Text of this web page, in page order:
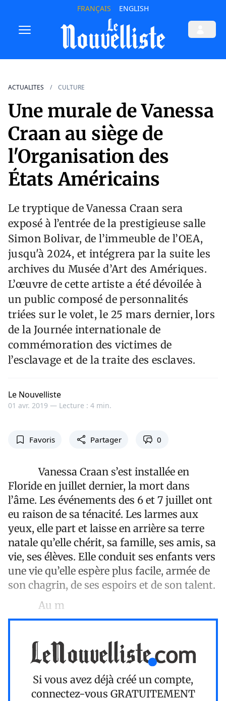
FRANÇAIS ENGLISH
ACTUALITES CULTURE
Une murale de Vanessa
Craan au siège de
l'Organisation des
États Américains
Le tryptique de Vanessa Craan sera
exposé à l’entrée de la prestigieuse salle
Simon Bolivar, de l’immeuble de l’OEA,
jusqu'à 2024, et intégrera par la suite les
archives du Musée d’Art des Amériques.
L’œuvre de cette artiste a été dévoilée à
un public composé de personnalités
triées sur le volet, le 25 mars dernier, lors
de la Journée internationale de
commémoration des victimes de
l’esclavage et de la traite des esclaves.
Le Nouvelliste
01 avr. 2019 — Lecture : 4 min.
Favoris Partager 0
Vanessa Craan s’est installée en
Floride en juillet dernier, la mort dans
l’âme. Les événements des 6 et 7 juillet ont
eu raison de sa ténacité. Les larmes aux
yeux, elle part et laisse en arrière sa terre
natale qu’elle chérit, sa famille, ses amis, sa
vie, ses élèves. Elle conduit ses enfants vers
une vie qu’elle espère plus facile, armée de
son chagrin, de ses espoirs et de son talent.
Au m
Si vous avez déjà créé un compte,
connectez-vous GRATUITEMENT